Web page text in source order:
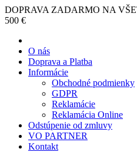
DOPRAVA ZADARMO NA
500 €
O nás
Doprava a Platba
Informácie
Obchodné podmienky
GDPR
Reklamácie
Reklamácia Online
Odstúpenie od zmluvy
VO PARTNER
Kontakt